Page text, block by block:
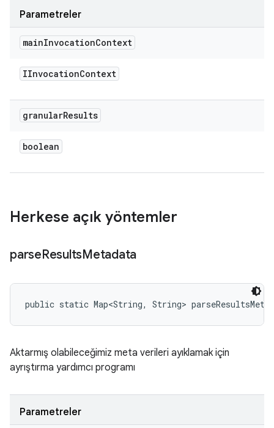
Parametreler
mainInvocationContext
IInvocationContext
granularResults
boolean
Herkese açık yöntemler
parseResultsMetadata
public static Map<String, String>
Aktarmış olabileceğimiz meta verileri ayıklamak için
ayrıştırma yardımcı programı
Parametreler